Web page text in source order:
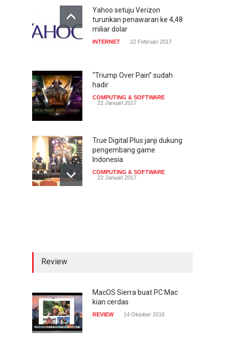
Yahoo setuju Verizon
turunkan penawaran ke 4,48
miliar dolar
INTERNET 22 Februari 2017
“Triump Over Pain” sudah
hadir
COMPUTING & SOFTWARE
22 Januari 2017
True Digital Plus janji dukung
pengembang game
Indonesia
COMPUTING & SOFTWARE
22 Januari 2017
pandangan mata
TECH SPEC
Review
MacOS Sierra buat PC Mac
kian cerdas
REVIEW 14 Oktober 2016